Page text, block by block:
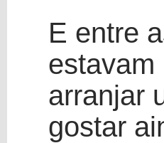
E entre
arranjar
gostar